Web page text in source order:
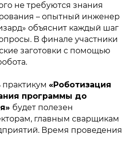
не требуются знания
– опытный инженер
объяснит каждый шаг
В финале участники
заготовки с помощью
«Роботизация
программы до
будет полезен
главным сварщикам
Время проведения
При использовании
обязательна
на ROBOTUNION.RU —